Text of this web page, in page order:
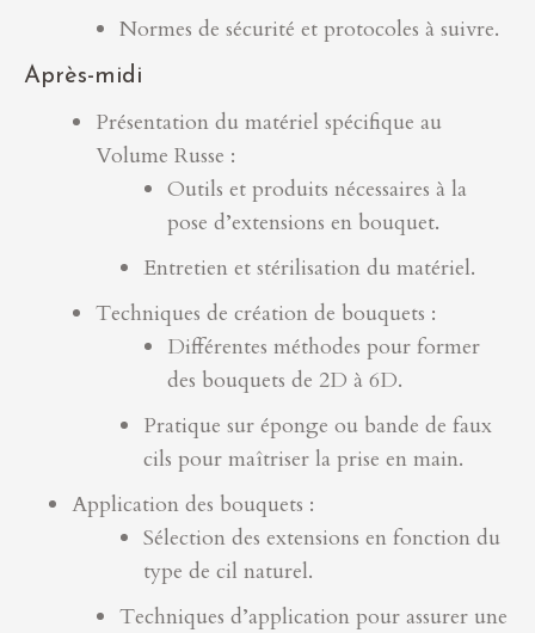
Normes de sécurité et protocoles à suivre.
Après-midi
Présentation du matériel spécifique au
Volume Russe :
Outils et produits nécessaires à la
pose d’extensions en bouquet.
Entretien et stérilisation du matériel.
Techniques de création de bouquets :
Différentes méthodes pour former
des bouquets de 2D à 6D.
Pratique sur éponge ou bande de faux
cils pour maîtriser la prise en main.
Application des bouquets :
Sélection des extensions en fonction du
type de cil naturel.
Techniques d’application pour assurer une